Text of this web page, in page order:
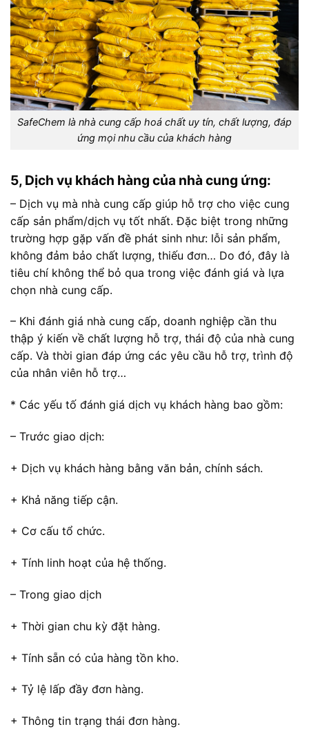
SafeChem là nhà cung cấp hoá chất uy tín, chất lượng, đáp
ứng mọi nhu cầu của khách hàng
5, Dịch vụ khách hàng của nhà cung ứng:
– Dịch vụ mà nhà cung cấp giúp hỗ trợ cho việc cung
cấp sản phẩm/dịch vụ tốt nhất. Đặc biệt trong những
trường hợp gặp vấn đề phát sinh như: lỗi sản phẩm,
không đảm bảo chất lượng, thiếu đơn… Do đó, đây là
tiêu chí không thể bỏ qua trong việc đánh giá và lựa
chọn nhà cung cấp.
– Khi đánh giá nhà cung cấp, doanh nghiệp cần thu
thập ý kiến về chất lượng hỗ trợ, thái độ của nhà cung
cấp. Và thời gian đáp ứng các yêu cầu hỗ trợ, trình độ
của nhân viên hỗ trợ…
* Các yếu tố đánh giá dịch vụ khách hàng bao gồm:
– Trước giao dịch:
+ Dịch vụ khách hàng bằng văn bản, chính sách.
+ Khả năng tiếp cận.
+ Cơ cấu tổ chức.
+ Tính linh hoạt của hệ thống.
– Trong giao dịch
+ Thời gian chu kỳ đặt hàng.
+ Tính sẵn có của hàng tồn kho.
+ Tỷ lệ lấp đầy đơn hàng.
+ Thông tin trạng thái đơn hàng.